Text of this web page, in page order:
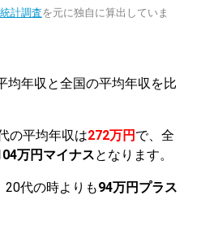
計調査を元に独自に算出していま
均年収と全国の平均年収を比
の平均年収は272万円 で、全
万円マイナスとなります。
20代の時よりも94万円プラス